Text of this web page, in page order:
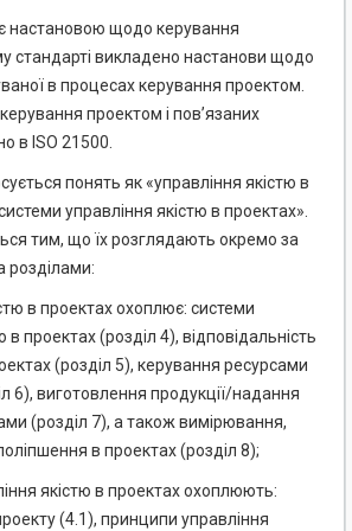
настановою щодо керування
стандарті викладено настанови щодо
в процесах керування проектом.
проектом і пов’язаних
в ISO 21500.
понять як «управління якістю в
управління якістю в проектах».
тим, що їх розглядають окремо за
розділами:
в проектах охоплює: системи
в проектах (розділ 4), відповідальність
(розділ 5), керування ресурсами
6), виготовлення продукції/надання
(розділ 7), а також вимірювання,
в проектах (розділ 8);
якістю в проектах охоплюють:
(4.1), принципи управління